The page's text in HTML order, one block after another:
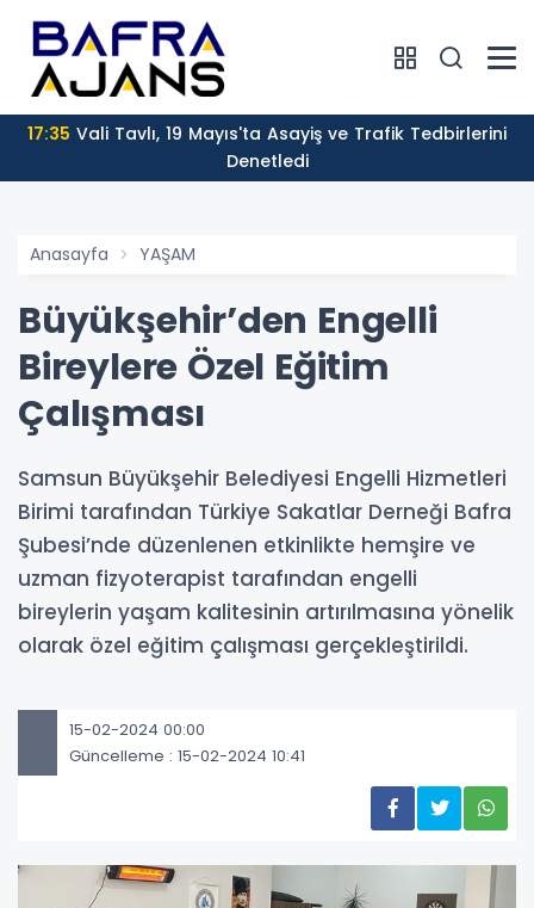
17:35
Denetledi
Anasayfa YAŞAM
Büyükşehir’den Engelli
Bireylere Özel Eğitim
Çalışması
Samsun Büyükşehir Belediyesi Engelli Hizmetleri
Birimi tarafından Türkiye Sakatlar Derneği Bafra
Şubesi’nde düzenlenen etkinlikte hemşire ve
uzman fizyoterapist tarafından engelli
bireylerin yaşam kalitesinin artırılmasına yönelik
olarak özel eğitim çalışması gerçekleştirildi.
15-02-2024 00:00
Güncelleme : 15-02-2024 10:41